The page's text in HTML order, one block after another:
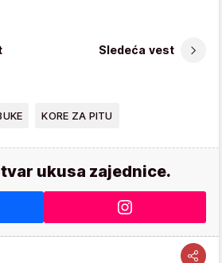
Sledeća vest
KORE ZA PITU
ukusa zajednice.